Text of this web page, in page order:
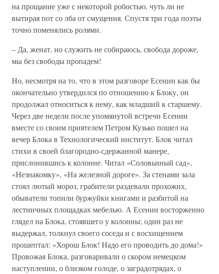
на прощание уже с некоторой робостью, чуть ли не
вытирая пот со лба от смущения. Спустя три года поэты
точно поменялись ролями.
– Да, женат, но служить не собираюсь, свобода дороже,
мы без свободы пропадем!
Но, несмотря на то, что в этом разговоре Есенин как бы
окончательно утвердился по отношению к Блоку, он
продолжал относиться к нему, как младший к старшему.
Через две недели после упомянутой встречи Есенин
вместе со своим приятелем Петром Кузько пошел на
вечер Блока в Технологический институт. Блок читал
стихи в своей благородно-сдержанной манере,
прислонившись к колонне. Читал «Соловьиный сад»,
«Незнакомку», «На железной дороге». За стенами зала
стоял лютый мороз, грабители раздевали прохожих,
обыватели топили буржуйки книгами и разбитой на
лестничных площадках мебелью. А Есенин восторженно
глядел на Блока, стоявшего у колонны; один раз не
выдержал, толкнул своего соседа и с восхищением
прошептал: «Хорош Блок! Надо его проводить до дома!»
Провожая Блока, разговаривали о скором немецком
наступлении, о близком голоде, о заградотрядах, о